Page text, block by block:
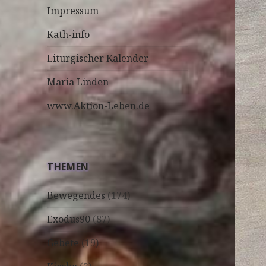
Impressum
Kath-info
Liturgischer Kalender
Maria Linden
www.Aktion-Leben.de
THEMEN
Bewegendes (174)
Exodus90(87)
Gebete (19)